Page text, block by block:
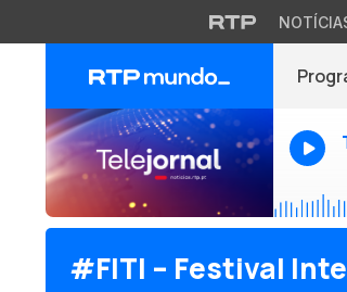
#FITI – Festival